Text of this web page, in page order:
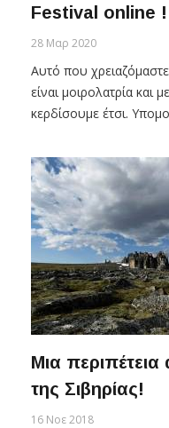
Festival online !
28 Μαρ 2020
Αυτό που
είναι μοιρολατρία και
κερδίσουμε έτσι.
Μια
της Σιβηρίας!
16 Νοε 2018